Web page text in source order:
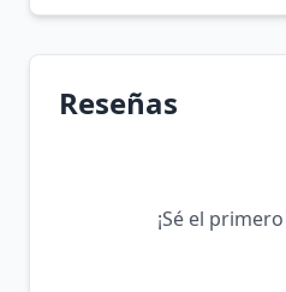
Reseñas
¡Sé el